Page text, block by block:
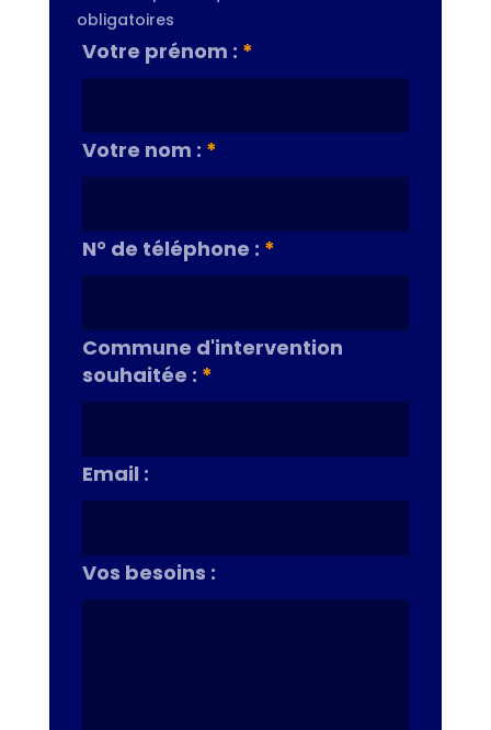
obligatoires
Votre prénom : *
Votre nom : *
N° de téléphone : *
Commune d'intervention
souhaitée : *
Email :
Vos besoins :